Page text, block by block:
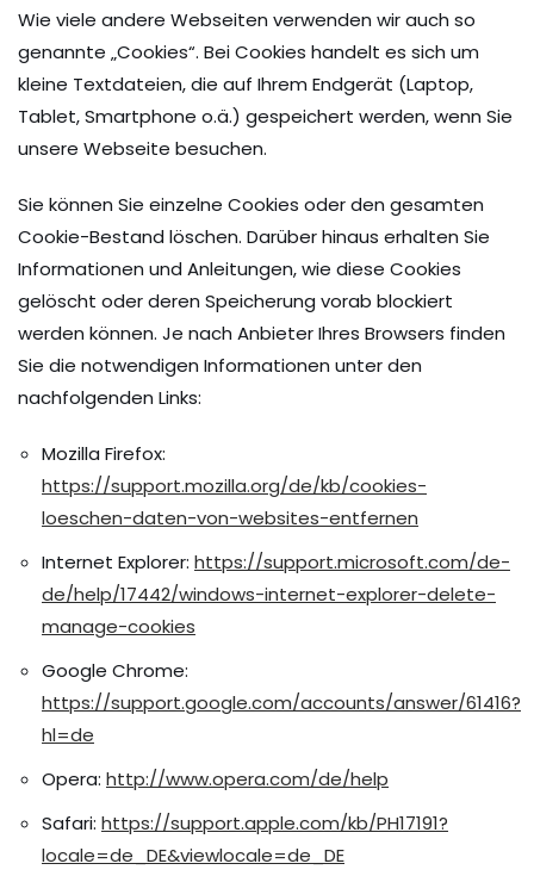
Wie viele andere Webseiten verwenden wir auch so
genannte „Cookies“. Bei Cookies handelt es sich um
kleine Textdateien, die auf Ihrem Endgerät (Laptop,
Tablet, Smartphone o.ä.) gespeichert werden, wenn Sie
unsere Webseite besuchen.
Sie können Sie einzelne Cookies oder den gesamten
Cookie-Bestand löschen. Darüber hinaus erhalten Sie
Informationen und Anleitungen, wie diese Cookies
gelöscht oder deren Speicherung vorab blockiert
werden können. Je nach Anbieter Ihres Browsers finden
Sie die notwendigen Informationen unter den
nachfolgenden Links:
Mozilla Firefox:
https://support.mozilla.org/de/kb/cookies-
loeschen-daten-von-websites-entfernen
Internet Explorer: https://support.microsoft.com/de-
de/help/17442/windows-internet-explorer-delete-
manage-cookies
Google Chrome:
https://support.google.com/accounts/answer/61416?
hl=de
Opera: http://www.opera.com/de/help
Safari: https://support.apple.com/kb/PH17191?
locale=de_DE&viewlocale=de_DE